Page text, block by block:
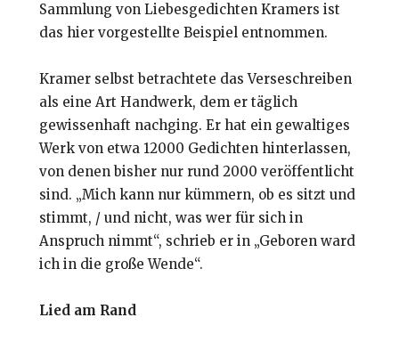
Sammlung von Liebesgedichten Kramers ist
das hier vorgestellte Beispiel entnommen.
Kramer selbst betrachtete das Verseschreiben
als eine Art Handwerk, dem er täglich
gewissenhaft nachging. Er hat ein gewaltiges
Werk von etwa 12000 Gedichten hinterlassen,
von denen bisher nur rund 2000 veröffentlicht
sind. „Mich kann nur kümmern, ob es sitzt und
stimmt, / und nicht, was wer für sich in
Anspruch nimmt“, schrieb er in „Geboren ward
ich in die große Wende“.
Lied am Rand